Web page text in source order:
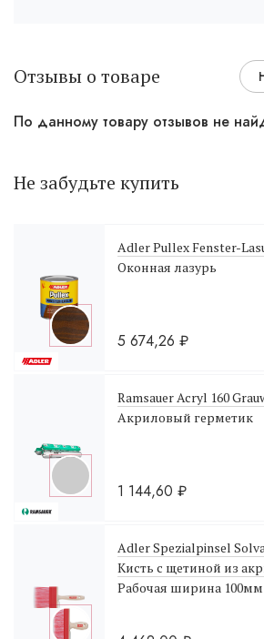
Отзывы о товаре
По данному товару отзывов не
Не забудьте купить
Adler Pullex Fenster-
Оконная лазурь
5 674,26 ₽
Ramsauer Acryl 160
Акриловый герметик
1 144,60 ₽
Adler Spezialpinsel
Кисть с щетиной из
Рабочая ширина 100мм